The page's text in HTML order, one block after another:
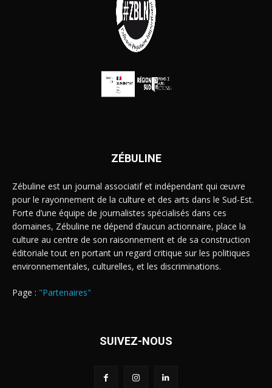
ZÉBULINE
Zébuline est un journal associatif et indépendant qui œuvre
pour le rayonnement de la culture et des arts dans le Sud-Est.
Forte d’une équipe de journalistes spécialisés dans ces
domaines, Zébuline ne dépend d’aucun actionnaire, place la
culture au centre de son raisonnement et de sa construction
éditoriale tout en portant un regard critique sur les politiques
environnementales, culturelles, et les discriminations.
Page : "Partenaires"
SUIVEZ-NOUS